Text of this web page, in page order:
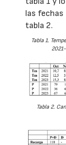
las fechas
tabla 2.
Tabla 1.
Tabla 2.